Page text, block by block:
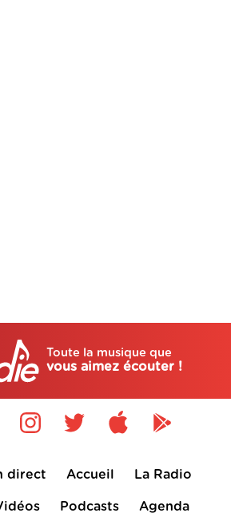
Toute la musique que
vous aimez écouter !
direct Accueil La Radio
Podcasts Agenda